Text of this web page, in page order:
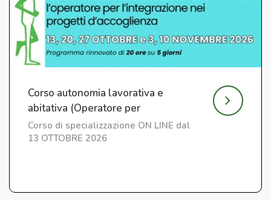
Corso autonomia lavorativa e
abitativa (Operatore per
l'Integrazione) ed. 7
Corso di specializzazione ON LINE dal
13 OTTOBRE 2026